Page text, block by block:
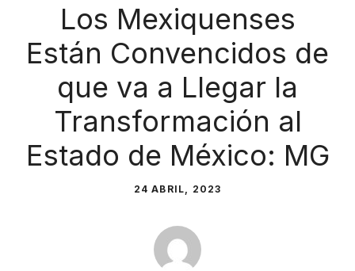
Los Mexiquenses
Están Convencidos de
que va a Llegar la
Transformación al
Estado de México: MG
24 ABRIL, 2023